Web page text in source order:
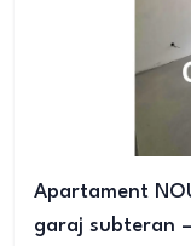
Apartament
garaj subteran